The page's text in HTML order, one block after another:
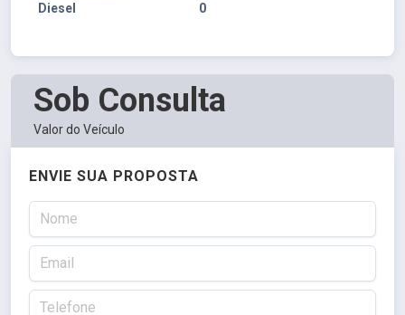
Diesel 0
Sob Consulta
Valor do Veículo
ENVIE SUA PROPOSTA